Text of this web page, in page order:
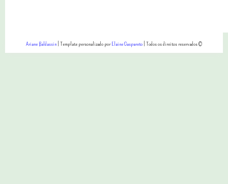
Ariane Baldassin| Template personalizado porElaine Gaspareto| Todos os direitos reservados ©